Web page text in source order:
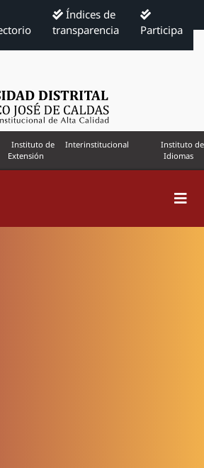
Índices de
transparencia
Participa
Instituto de
Extensión
Interinstitucional
Instituto de
Idiomas